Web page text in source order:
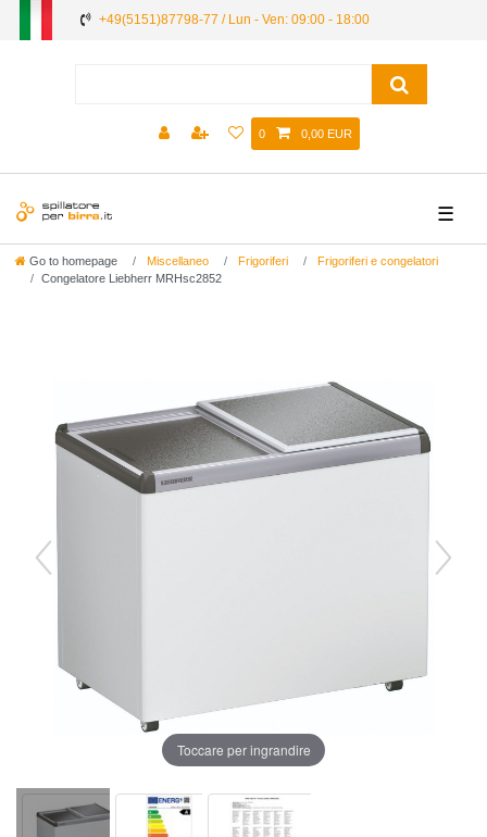
+49(5151)87798-77 / Lun - Ven: 09:00 - 18:00
0 0,00 EUR
☰
Go to homepage Miscellaneo Frigoriferi
Frigoriferi e congelatori
Congelatore Liebherr MRHsc2852
Toccare per ingrandire